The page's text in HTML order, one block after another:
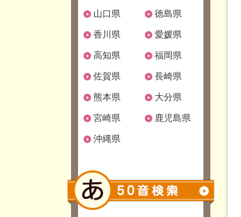
山口県
徳島県
香川県
愛媛県
高知県
福岡県
佐賀県
長崎県
熊本県
大分県
宮崎県
鹿児島県
沖縄県